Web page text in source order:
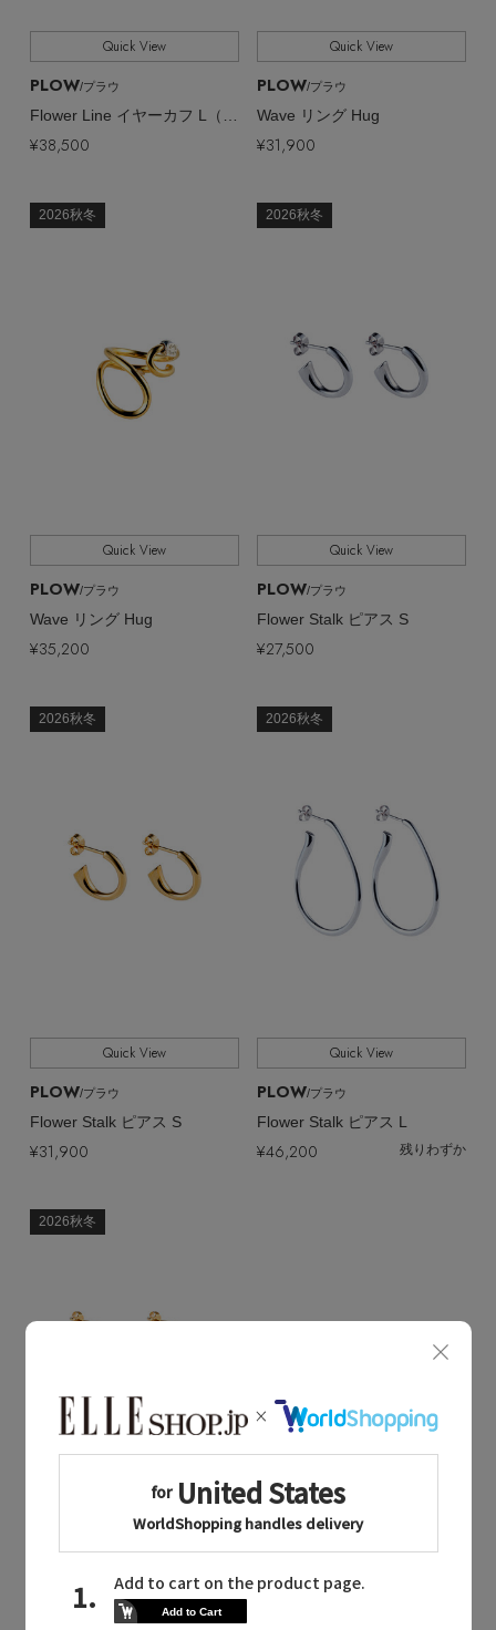
Quick View
PLOW/プラウ
Flower Line イヤーカフ L（片耳用）
¥38,500
Quick View
PLOW/プラウ
Wave リング Hug
¥31,900
2026秋冬
Quick View
PLOW/プラウ
Wave リング Hug
¥35,200
2026秋冬
Quick View
PLOW/プラウ
Flower Stalk ピアス S
¥27,500
2026秋冬
Quick View
PLOW/プラウ
Flower Stalk ピアス S
¥31,900
2026秋冬
Quick View
PLOW/プラウ
Flower Stalk ピアス L
¥46,200 残りわずか
2026秋冬
Quick View
PLOW /プラウ
Flower Stalk ピアス L
Quick View
PLOW /プラウ